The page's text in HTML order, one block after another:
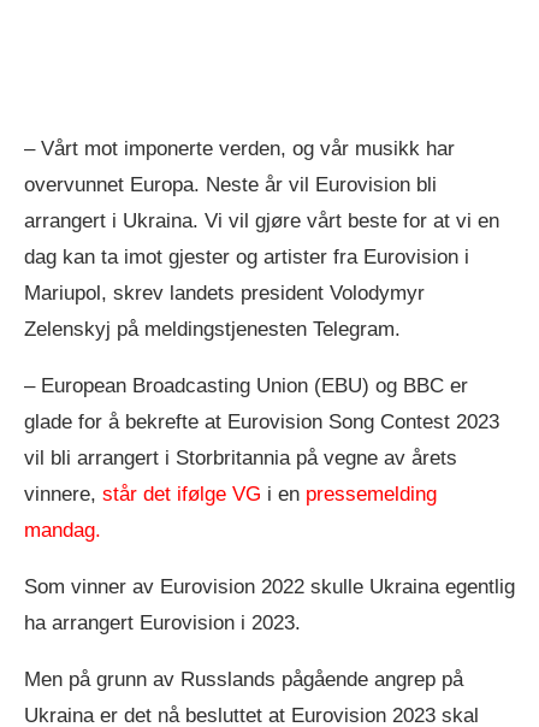
– Vårt mot imponerte verden, og vår musikk har
overvunnet Europa. Neste år vil Eurovision bli
arrangert i Ukraina. Vi vil gjøre vårt beste for at vi en
dag kan ta imot gjester og artister fra Eurovision i
Mariupol, skrev landets president Volodymyr
Zelenskyj på meldingstjenesten Telegram.
– European Broadcasting Union (EBU) og BBC er
glade for å bekrefte at Eurovision Song Contest 2023
vil bli arrangert i Storbritannia på vegne av årets
vinnere, står det ifølge VG i en pressemelding
mandag.
Som vinner av Eurovision 2022 skulle Ukraina egentlig
ha arrangert Eurovision i 2023.
Men på grunn av Russlands pågående angrep på
Ukraina er det nå besluttet at Eurovision 2023 skal